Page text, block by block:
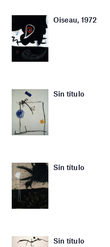
Oiseau, 1972
Sin título
Sin título
Sin título